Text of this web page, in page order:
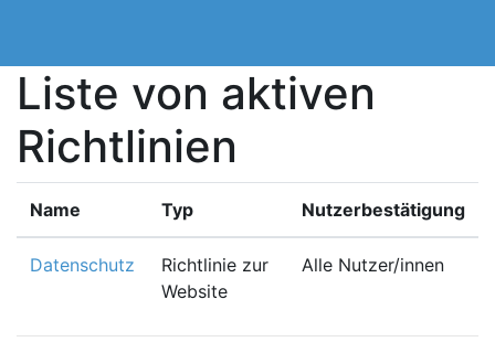
Liste von aktiven
Richtlinien
Name Typ Nutzerbestätigung
Datenschutz
Richtlinie zur
Website
Alle Nutzer/innen